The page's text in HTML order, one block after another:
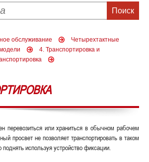
обслуживание
Четырехтактные
4. Транспортировка и
перевозиться или храниться в обычном рабочем
просвет не позволяет транспортировать в таком
используя устройство фиксации.